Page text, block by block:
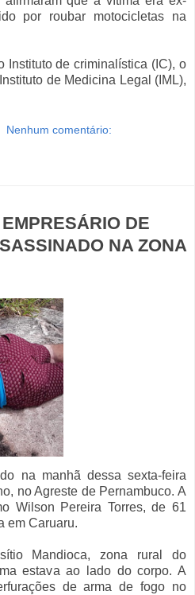
por roubar motocicletas na
Instituto de criminalística (IC), o
de Medicina Legal (IML),
Nenhum comentário:
DE
NA ZONA
na manhã dessa sexta-feira
no Agreste de Pernambuco. A
Wilson Pereira Torres, de 61
em Caruaru.
Mandioca, zona rural do
estava ao lado do corpo. A
de arma de fogo no